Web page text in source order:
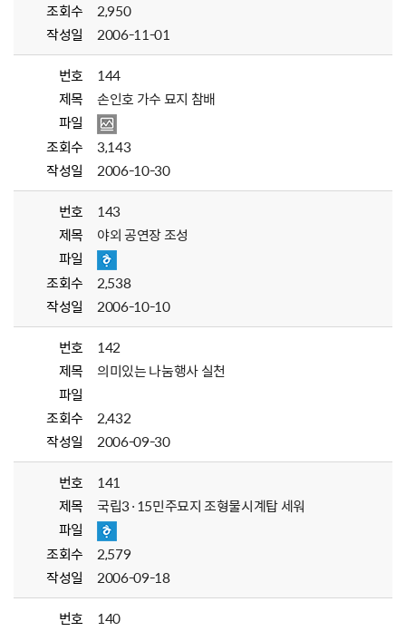
조회수
2,950
작성일
2006-11-01
번호
144
제목
손인호 가수 묘지 참배
파일
조회수
3,143
작성일
2006-10-30
번호
143
제목
야외 공연장 조성
파일
조회수
2,538
작성일
2006-10-10
번호
142
제목
의미있는 나눔행사 실천
파일
조회수
2,432
작성일
2006-09-30
번호
141
제목
국립3·15민주묘지 조형물시계탑 세워
파일
조회수
2,579
작성일
2006-09-18
번호
140